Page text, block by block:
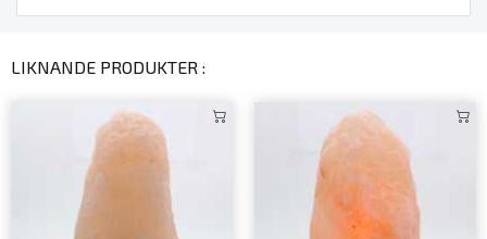
LIKNANDE PRODUKTER :